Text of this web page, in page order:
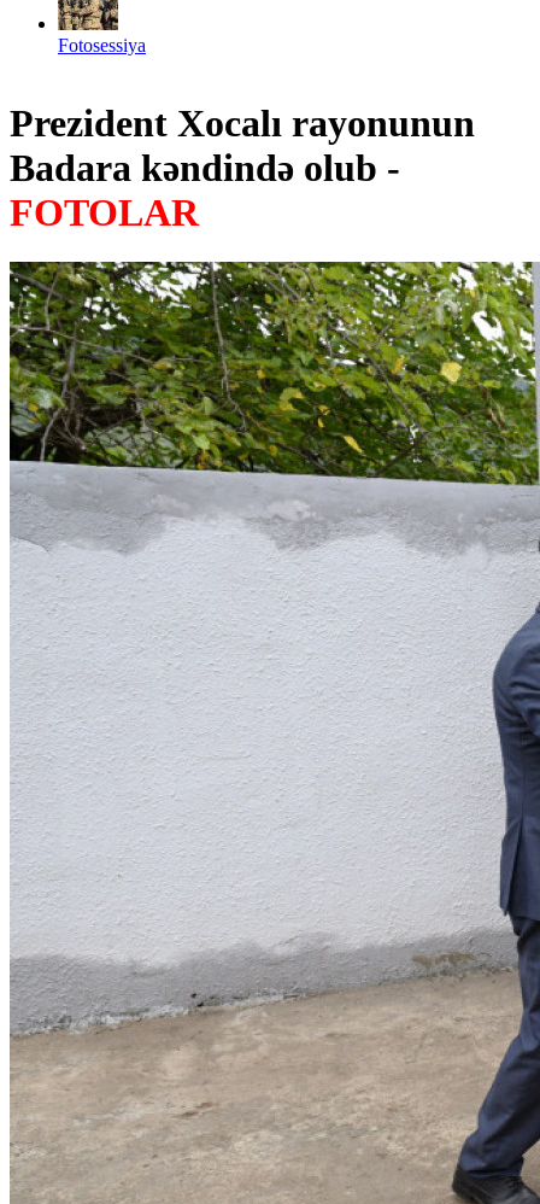
Fotosessiya
Prezident Xocalı rayonunun
Badara kəndində olub -
FOTOLAR